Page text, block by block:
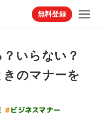
無料登録
いらない？
のマナーを
#ビジネスマナー